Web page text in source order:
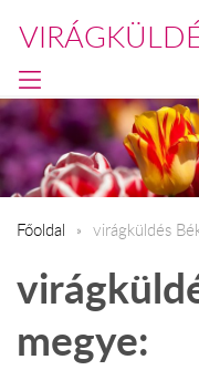
Főoldal virágküldés
megye: